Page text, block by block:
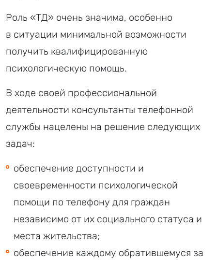
Роль «ТД» очень значима, особенно
в ситуации минимальной возможности
получить квалифицированную
психологическую помощь.
В ходе своей профессиональной
деятельности консультанты телефонной
службы нацелены на решение следующих
задач:
обеспечение доступности и
своевременности психологической
помощи по телефону для граждан
независимо от их социального статуса и
места жительства;
обеспечение каждому обратившемуся за